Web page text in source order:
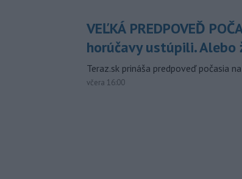
VEĽKÁ PREDPOVEĎ
horúčavy ustúpili. Alebo
Teraz.sk prináša predpoveď počasia
včera 16:00